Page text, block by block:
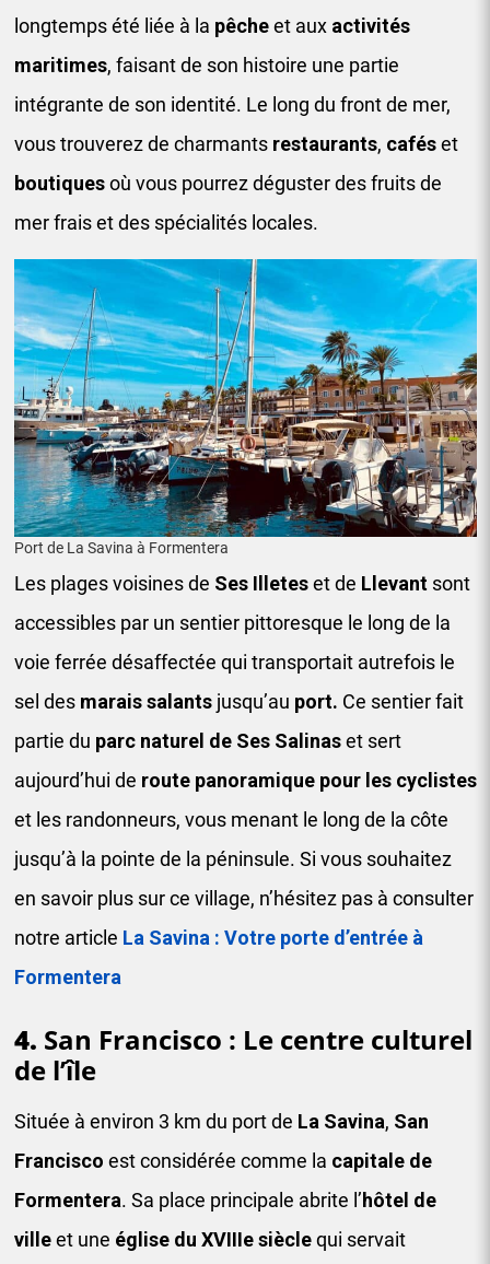
longtemps été liée à la pêcheet aux activités
maritimes, faisant de son histoire une partie
intégrante de son identité. Le long du front de mer,
vous trouverez de charmants restaurants, caféset
boutiquesoù vous pourrez déguster des fruits de
mer frais et des spécialités locales.
Port de La Savina à Formentera
Les plages voisines de Ses Illeteset de Llevant sont
accessibles par un sentier pittoresque le long de la
voie ferrée désaffectée qui transportait autrefois le
sel des marais salantsjusqu’au port. Ce sentier fait
partie du parc naturel de Ses Salinaset sert
aujourd’hui de route panoramique pour les cyclistes
et les randonneurs, vous menant le long de la côte
jusqu’à la pointe de la péninsule. Si vous souhaitez
en savoir plus sur ce village, n’hésitez pas à consulter
notre article La Savina : Votre porte d’entrée à
Formentera
4. San Francisco : Le centre culturel
de l’île
Située à environ 3 km du port de La Savina, San
Francisco est considérée comme la capitale de
Formentera. Sa place principale abrite l’hôtel de
villeet une église du XVIIIe sièclequi servait